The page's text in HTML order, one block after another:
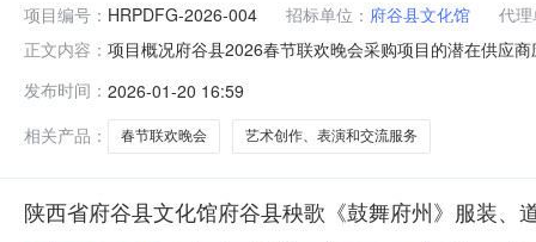
项目编号： HRPDFG-2026-004 招标单位： 府谷县文化馆
代
正文内容： 项目概况府谷县2026春节联欢晚会采购项目的潜在供应
合同包1(府谷县2026春节联欢晚会):合同包预算金额：
发布时间： 2026-01-20 16:59
相关产品：
春节联欢晚会 艺术创作、表演和交流服务
陕西省府谷县文化馆府谷县秧歌《鼓舞府州》服装、